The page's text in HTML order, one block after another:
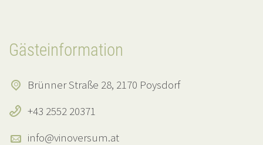
Gästeinformation
Brünner Straße 28, 2170 Poysdorf
+43 2552 20371
info@vinoversum.at